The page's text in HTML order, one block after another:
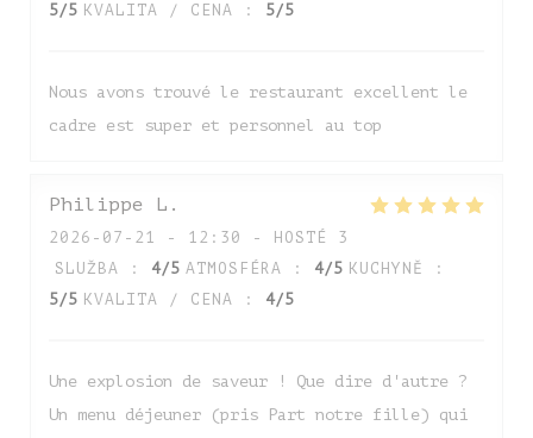
5/5 KVALITA / CENA : 5/5
Nous avons trouvé le restaurant excellent le
cadre est super et personnel au top
Philippe L
2026-07-21
- 12:30 - HOSTÉ 3
SLUŽBA : 4/5 ATMOSFÉRA : 4/5 KUCHYNĚ
:
5/5 KVALITA / CENA : 4/5
Une explosion de saveur ! Que dire d'autre ?
Un menu déjeuner (pris Part notre fille) qui
Auberge de Monceaux